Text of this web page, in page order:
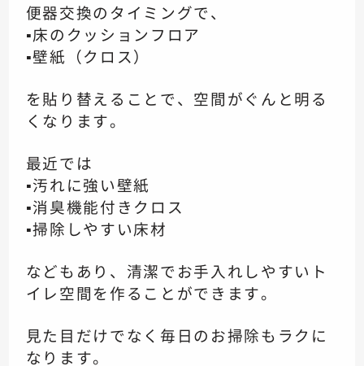
便器交換のタイミングで、
▪️床のクッションフロア
▪️壁紙（クロス）
を貼り替えることで、空間がぐんと明る
くなります。
最近では
▪️汚れに強い壁紙
▪️消臭機能付きクロス
▪️掃除しやすい床材
などもあり、清潔でお手入れしやすいト
イレ空間を作ることができます。
見た目だけでなく毎日のお掃除もラクに
なります。